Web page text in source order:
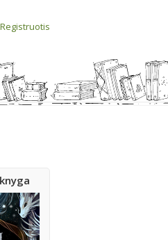
Registruotis